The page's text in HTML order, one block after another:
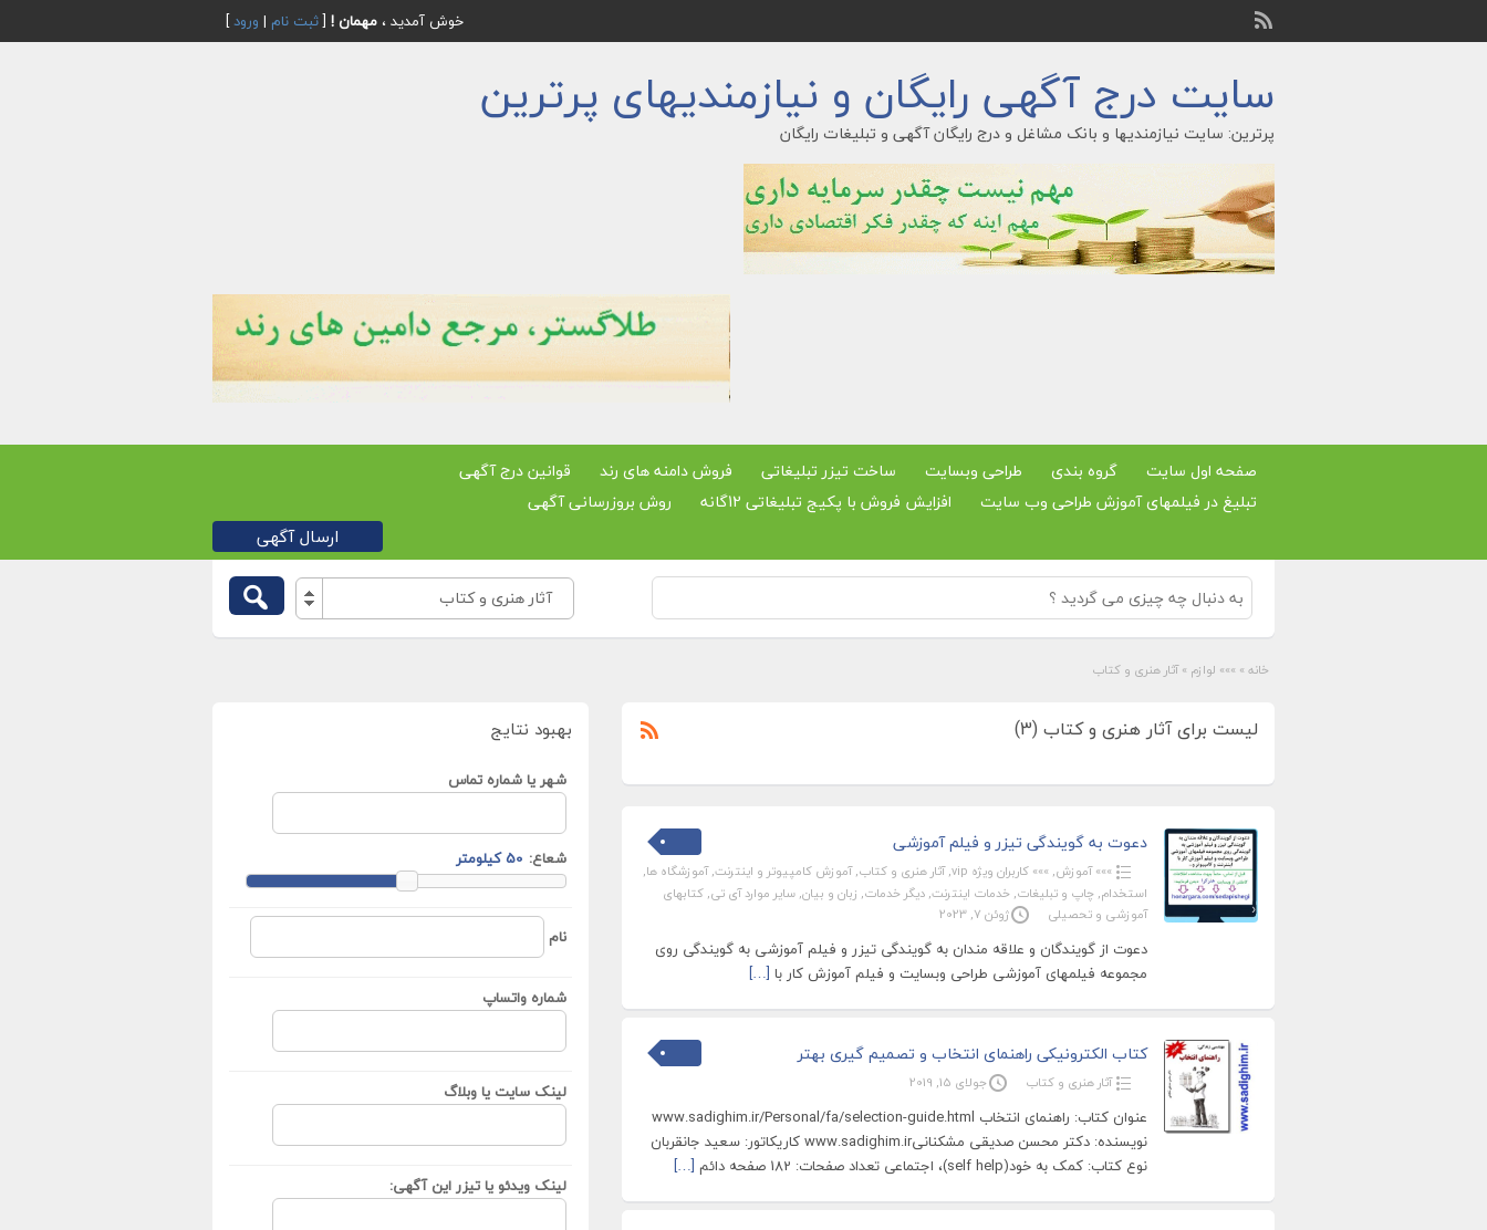
خوش آمدید ، مهمان ! [ثبت نام | ورود]
سایت درج آگهی رایگان و نیازمندیهای پرترین
پرترین: سایت نیازمندیها و بانک مشاغل و درج رایگان آگهی و تبلیغات رایگان
صفحه اول سایت گروه بندی طراحی وبسایت ساخت تیزر تبلیغاتی فروش دامنه های رند
قوانین درج آگهی
تبلیغ در فیلمهای آموزش طراحی وب سایت
افزایش فروش با پکیج تبلیغاتی 12گانه روش بروزرسانی آگهی
ارسال آگهی
آثار هنری و کتاب
خانه » »»» لوازم » آثار هنری و کتاب
لیست برای آثار هنری و کتاب (3)
دعوت به گویندگی تیزر و فیلم آموزشی
»»» آموزش, »»» کاربران ویژه vip ,آثار هنری و کتاب,آموزش کامپیوتر و اینترنت,آموزشگاه ها,
استخدام, چاپ و تبلیغات, خدمات اینترنت, دیگر خدمات, زبان و بیان, سایر موارد آی تی, کتابهای
آموزشی و تحصیلی
ژوئن 7, 2023
دعوت از گویندگان و علاقه مندان به گویندگی تیزر و فیلم آموزشی به گویندگی روی
مجموعه فیلمهای آموزشی طراحی وبسایت و فیلم آموزش کار با […]
کتاب الکترونیکی راهنمای انتخاب و تصمیم گیری بهتر
آثار هنری و کتاب جولای 15, 2019
عنوان کتاب: راهنمای انتخاب www.sadighim.ir/Personal/fa/selection-guide.html
نویسنده: دکتر محسن صدیقی مشکنانیwww.sadighim.ir کاریکاتور: سعید جانقربان
نوع کتاب: کمک به خود(self help)، اجتماعی تعداد صفحات: 182 صفحه دائم
[…]
بهبود نتایج
شهر یا شماره تماس
شعاع:
نام
شماره واتساپ
لینک سایت یا وبلاگ
لینک ویدئو یا تیزر این آگهی: